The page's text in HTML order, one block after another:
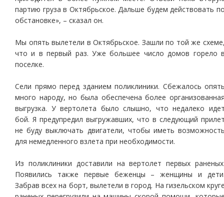
партию груза в Октябрьское. Дальше будем действовать
обстановке», – сказал он.
Мы опять вылетели в Октябрьское. Зашли по той же
что и в первый раз. Уже большее число домов горело
поселке.
Сели прямо перед зданием поликлиники. Сбежалось
много народу, но была обеспечена более
выгрузка. У вертолета было слышно, что недалеко
бой. Я предупредил выгружавших, что в следующий
не буду выключать двигатели, чтобы иметь
для немедленного взлета при необходимости.
Из поликлиники доставили на вертолет первых
Появились также первые беженцы – женщины и
Забрав всех на борт, вылетели в город. На гизельском